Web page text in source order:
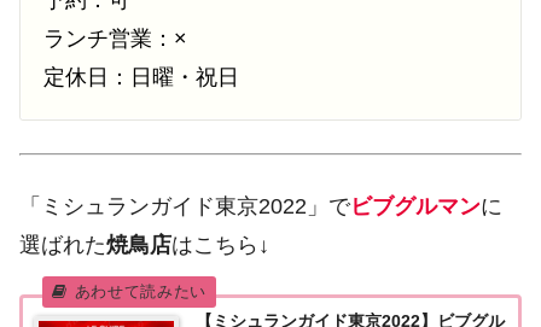
ランチ営業：×
定休日：日曜・祝日
「ミシュランガイド東京2022」でビブグルマンに
選ばれた焼鳥店はこちら↓
【ミシュランガイド東京2022】ビブグル